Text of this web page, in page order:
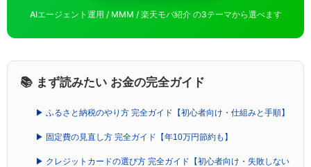
AIエージェント運用 / MMM / 楽天モバ紹介 の3テーマから選べます
📚 まず読みたい お金の完全ガイド
▶ ふるさと納税のやり方 完全ガイド【初心者向け・仕組みと手順】
▶ 固定費の見直し方 完全ガイド【年10万円節約も】
▶ クレジットカードの選び方 完全ガイド【初心者向け・失敗しない